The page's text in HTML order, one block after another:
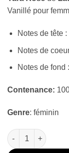
Vanillé pour
Notes de tête
Notes de
Notes de fond
Contenance:
Genre: féminin
quantité de Yara